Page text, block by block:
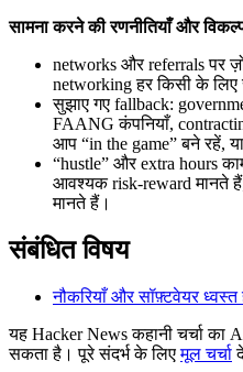
सामना करने की रणनीतियाँ और
networks और referrals पर
networking हर किसी के लिए
सुझाए गए fallback:
FAANG कंपनियाँ,
आप “in the game” बने रहें,
“hustle” और extra hours
आवश्यक risk-reward मानते
मानते हैं।
संबंधित विषय
नौकरियाँ और सॉफ़्टवेयर ध्वस्त
यह Hacker News कहानी चर्चा का
सकता है। पूरे संदर्भ के लिएमूल चर्चा